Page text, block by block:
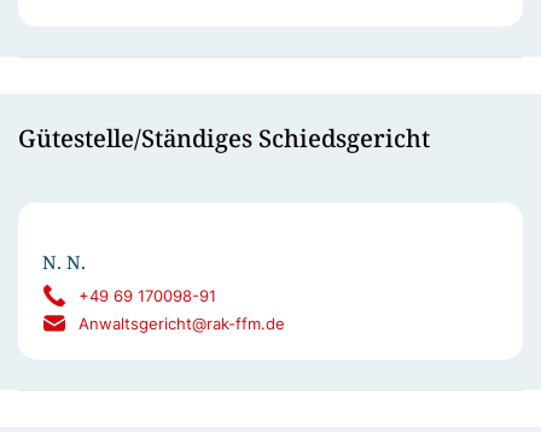
Gütestelle/Ständiges Schiedsgericht
N. N.
+49 69 170098-91
Anwaltsgericht@rak-ffm.de